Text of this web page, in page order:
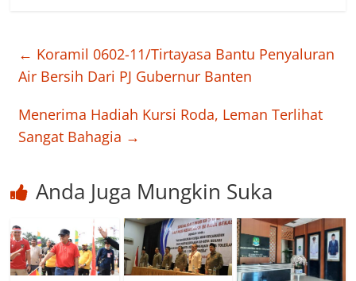
← Koramil 0602-11/Tirtayasa Bantu Penyaluran
Air Bersih Dari PJ Gubernur Banten
Menerima Hadiah Kursi Roda, Leman Terlihat
Sangat Bahagia →
Anda Juga Mungkin Suka